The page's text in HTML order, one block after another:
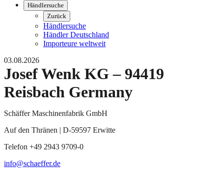
Händlersuche
Zurück
Händlersuche
Händler Deutschland
Importeure weltweit
03.08.2026
Josef Wenk KG – 94419
Reisbach Germany
Schäffer Maschinenfabrik GmbH
Auf den Thränen | D-59597 Erwitte
Telefon +49 2943 9709-0
info@schaeffer.de